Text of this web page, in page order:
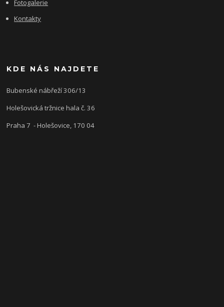
Fotogalerie
Kontakty
KDE NÁS NAJDETE
Bubenské nábřeží 306/13
Holešovická tržnice hala č. 36
Praha 7 - Holešovice, 170 04